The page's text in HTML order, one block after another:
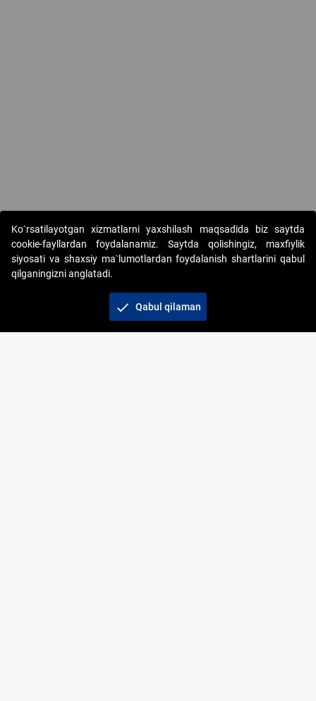
Copyright © 2017-2026. "Elektron onlayn-auksionlarni
tashkil etish" AJ. Barcha huquqlar himoyalangan
Ko`rsatilayotgan xizmatlarni yaxshilash maqsadida biz saytda
cookie-fayllardan foydalanamiz. Saytda qolishingiz, maxfiylik
siyosati va shaxsiy ma`lumotlardan foydalanish shartlarini qabul
qilganingizni anglatadi.
check Qabul qilaman